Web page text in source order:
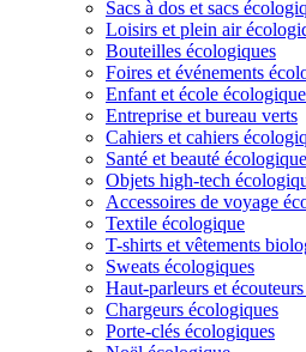
Sacs à dos et sacs
Loisirs et plein air
Bouteilles écologiques
Foires et événements
Enfant et école
Entreprise et bureau verts
Cahiers et cahiers
Santé et beauté
Objets high-tech
Accessoires de voyage
Textile écologique
T-shirts et vêtements
Sweats écologiques
Haut-parleurs et
Chargeurs écologiques
Porte-clés écologiques